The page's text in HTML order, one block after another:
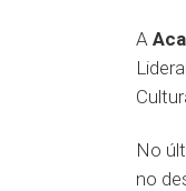
A
No
no